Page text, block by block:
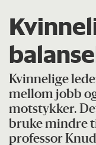
Kvinnelige
mellom jobb
motstykker.
bruke mindre
professor